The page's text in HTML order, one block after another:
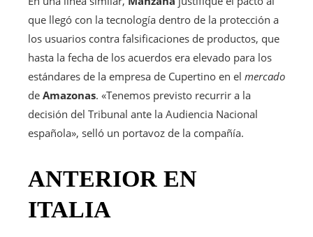
que llegó con la tecnología dentro de la protección a
los usuarios contra falsificaciones de productos, que
hasta la fecha de los acuerdos era elevado para los
estándares de la empresa de Cupertino en el mercado
de Amazonas. «Tenemos previsto recurrir a la
decisión del Tribunal ante la Audiencia Nacional
española», selló un portavoz de la compañía.
ANTERIOR EN
ITALIA